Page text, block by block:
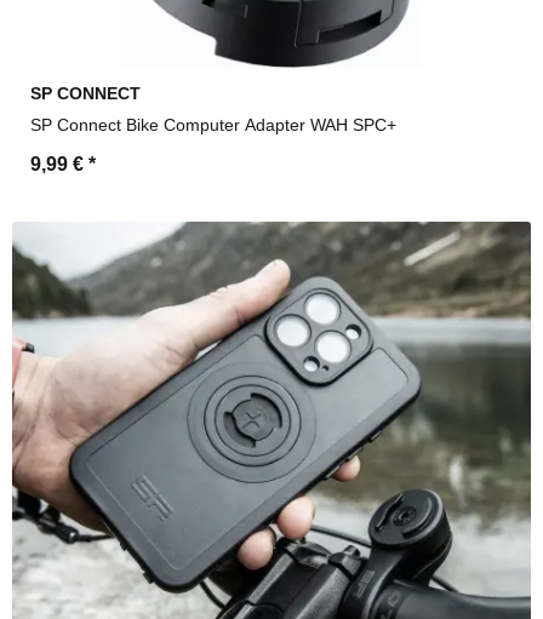
SP CONNECT
SP Connect Bike Computer Adapter WAH SPC+
9,99 € *